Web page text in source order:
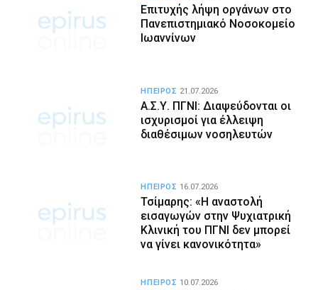
Επιτυχής λήψη οργάνων στο
Πανεπιστημιακό Νοσοκομείο
Ιωαννίνων
Α.Σ.Υ. ΠΓΝΙ: Διαψεύδονται οι
ισχυρισμοί για έλλειψη
διαθέσιμων νοσηλευτών
ΗΠΕΙΡΟΣ 21.07.2026
Τσίμαρης: «Η αναστολή
εισαγωγών στην Ψυχιατρική
Κλινική του ΠΓΝΙ δεν μπορεί
να γίνει κανονικότητα»
ΗΠΕΙΡΟΣ 16.07.2026
ΗΠΕΙΡΟΣ 10.07.2026